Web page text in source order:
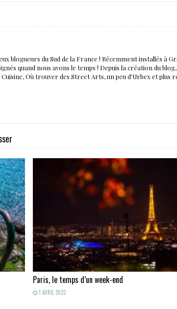
blogueurs du Sud de la France ! Récemment installés
quand nous avons le temps ! Depuis la création du
Cuisine, Où trouver des Street Arts, un peu d'Urbex et plus
Paris, le temps d’un week-end
1 AVRIL 2022